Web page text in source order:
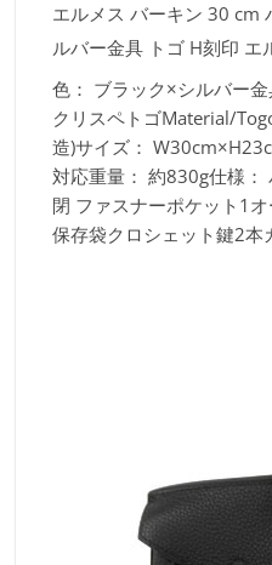
エルメス バーキン 30 cm
ルバー金具 トゴ H刻印
色： ブラック×シルバー
クリスペトゴMaterial/
造)サイズ：
対応重量： 約830g仕様：
閉 ファスナーポケット1
保存袋クロシェット鍵2本